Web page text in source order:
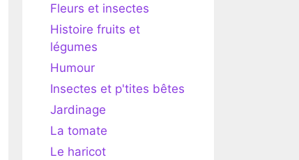
Fleurs et insectes
Histoire fruits et
légumes
Humour
Insectes et p'tites bêtes
Jardinage
La tomate
Le haricot